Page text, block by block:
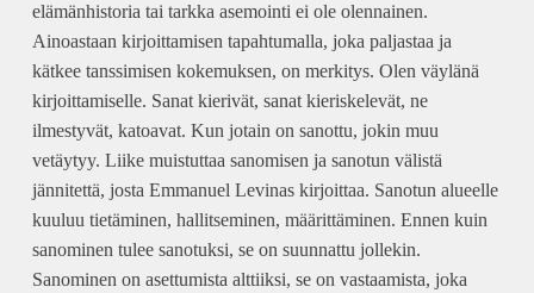
elämänhistoria tai tarkka asemointi ei ole olennainen.
Ainoastaan kirjoittamisen tapahtumalla, joka paljastaa ja
kätkee tanssimisen kokemuksen, on merkitys. Olen väylänä
kirjoittamiselle. Sanat kierivät, sanat kieriskelevät, ne
ilmestyvät, katoavat. Kun jotain on sanottu, jokin muu
vetäytyy. Liike muistuttaa sanomisen ja sanotun välistä
jännitettä, josta Emmanuel Levinas kirjoittaa. Sanotun alueelle
kuuluu tietäminen, hallitseminen, määrittäminen. Ennen kuin
sanominen tulee sanotuksi, se on suunnattu jollekin.
Sanominen on asettumista alttiiksi, se on vastaamista, joka